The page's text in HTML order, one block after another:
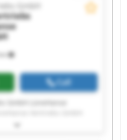
GmbH
Call
GmbH LüneHanse